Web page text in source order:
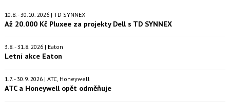
10.8. - 30.10. 2026 | TD SYNNEX
Až 20.000 Kč Pluxee za projekty Dell s TD SYNNEX
3.8. - 31.8. 2026 | Eaton
Letní akce Eaton
1.7. - 30.9. 2026 | ATC, Honeywell
ATC a Honeywell opět odměňuje